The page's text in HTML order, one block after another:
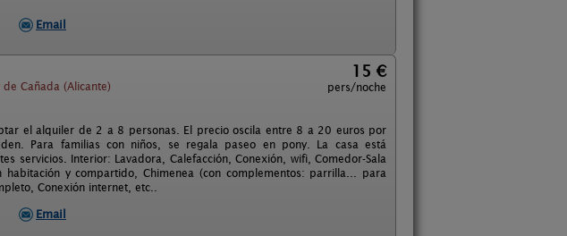
Email
de Cañada (Alicante)
15 €
pers/noche
el alquiler de 2 a 8 personas. El precio oscila entre 8 a 20 euros por
Para familias con niños, se regala paseo en pony. La casa está
servicios. Interior: Lavadora, Calefacción, Conexión, wifi, Comedor-Sala
y compartido, Chimenea (con complementos: parrilla... para
Conexión internet, etc..
Email